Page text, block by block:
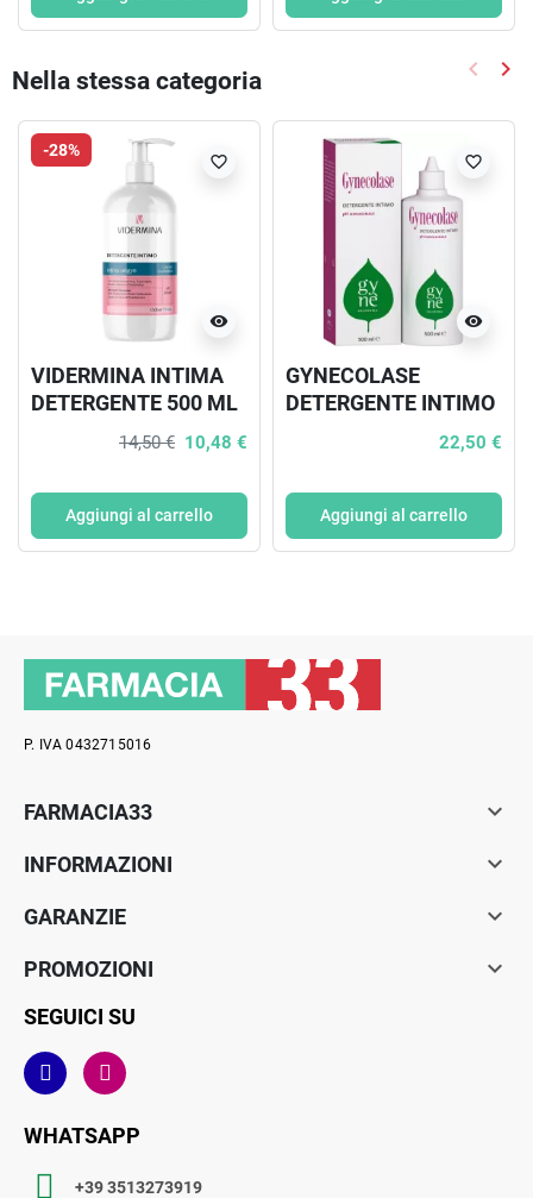
Nella stessa categoria keyboard_arrow_left keyboard_arrow_right
-28%
visibility
favorite_border
VIDERMINA INTIMA
DETERGENTE 500 ML
NUOVA FORMULA
14,50 € 10,48 €
Aggiungi al carrello
visibility
favorite_border
GYNECOLASE
DETERGENTE INTIMO
22,50 €
Aggiungi al carrello
P. IVA 0432715016
FARMACIA33 
INFORMAZIONI 
GARANZIE 
PROMOZIONI 
SEGUICI SU
WHATSAPP
+39 3513273919